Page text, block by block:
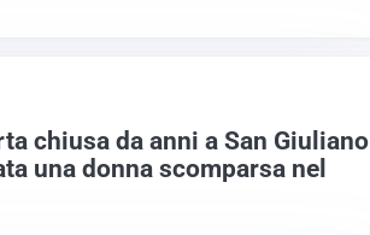
chiusa da anni a San Giuliano
una donna scomparsa nel